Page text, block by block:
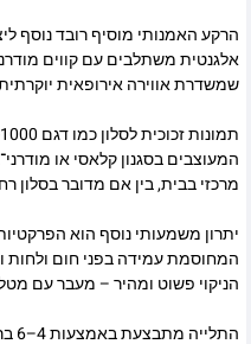
הרקע האמנותי מוסיף רובד נוסף
אלגנטית משתלבים עם קווים
שמשדרת אווירה אירופאית
המעוצבים בסגנון קלאסי או
מרכזי בבית, בין אם מדובר בסלון
יתרון משמעותי נוסף הוא
המחוסמת עמידה בפני חום ולחות
הניקוי פשוט ומהיר – מעבר עם